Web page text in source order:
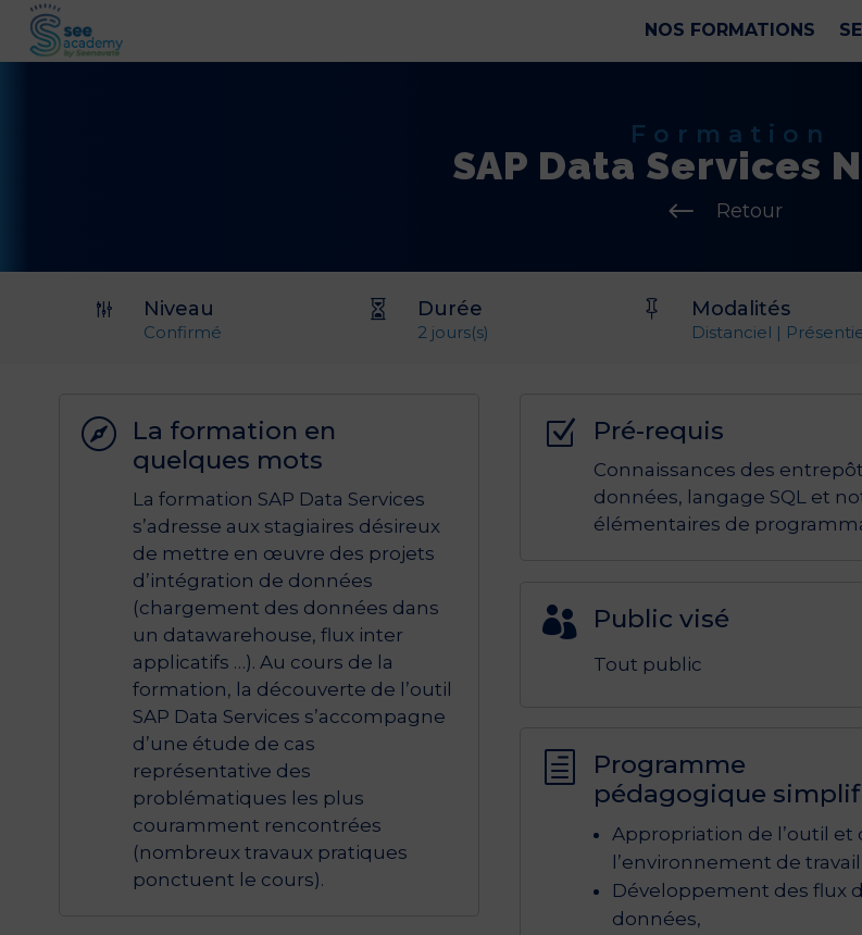
NOS FORMATIONS
Formation
SAP Data Services
# Retour
g Niveau
Confirmé
 Durée
2 jours(s)
 Modalités
Distanciel |

La formation en
quelques mots
La formation SAP Data Services
s’adresse aux stagiaires désireux
de mettre en œuvre des projets
d’intégration de données
(chargement des données dans
un datawarehouse, flux inter
applicatifs …). Au cours de la
formation, la découverte de l’outil
SAP Data Services s’accompagne
d’une étude de cas
représentative des
problématiques les plus
couramment rencontrées
(nombreux travaux pratiques
ponctuent le cours).
Z Pré-requis
Connaissances des
données, langage SQL et
élémentaires de
 Public visé
Tout public
h
Programme
pédagogique
Appropriation de l’outil et
l’environnement de
Développement des flux
données,